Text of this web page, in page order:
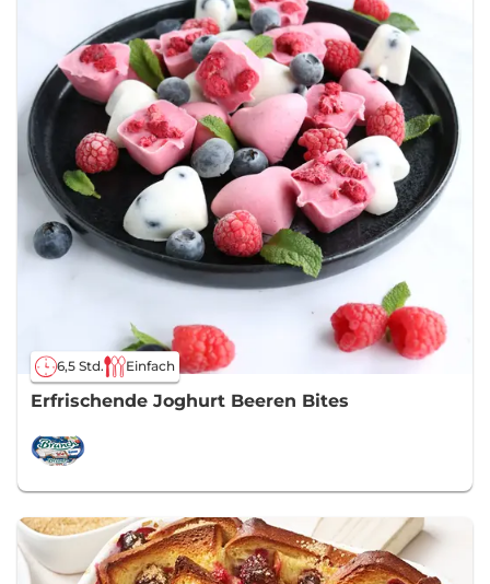
6,5 Std. Einfach
Erfrischende Joghurt Beeren Bites